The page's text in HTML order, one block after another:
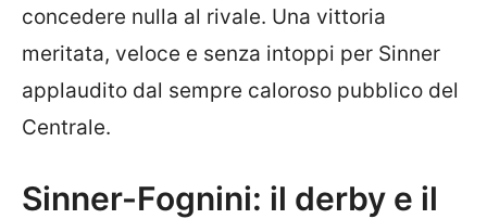
concedere nulla al rivale. Una vittoria
meritata, veloce e senza intoppi per Sinner
applaudito dal sempre caloroso pubblico del
Centrale.
Sinner-Fognini: il derby e il